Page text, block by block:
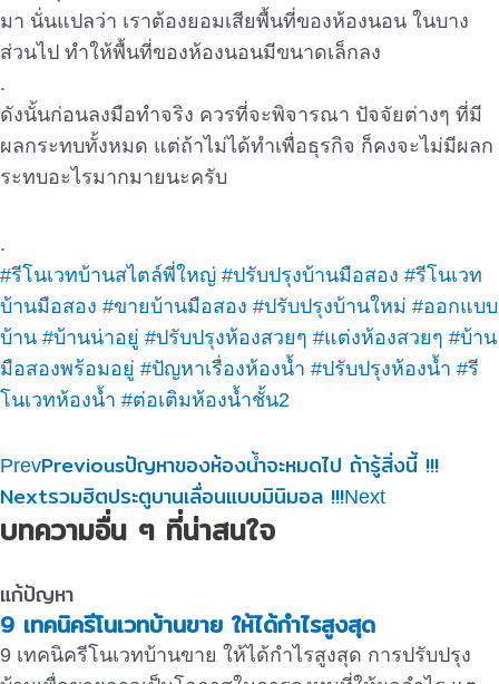
มา นั่นแปลว่า เราต้องยอมเสียพื้นที่ของห้องนอน ในบาง
ส่วนไป ทำให้พื้นที่ของห้องนอนมีขนาดเล็กลง
.
ดังนั้นก่อนลงมือทำจริง ควรที่จะพิจารณา ปัจจัยต่างๆ ที่มี
ผลกระทบทั้งหมด แต่ถ้าไม่ได้ทำเพื่อธุรกิจ ก็คงจะไม่มีผลก
ระทบอะไรมากมายนะครับ
.
#รีโนเวทบ้านสไตล์พี่ใหญ่ #ปรับปรุงบ้านมือสอง #รีโนเวท
บ้านมือสอง #ขายบ้านมือสอง #ปรับปรุงบ้านใหม่ #ออกแบบ
บ้าน #บ้านน่าอยู่ #ปรับปรุงห้องสวยๆ #แต่งห้องสวยๆ #บ้าน
มือสองพร้อมอยู่ #ปัญหาเรื่องห้องน้ำ #ปรับปรุงห้องน้ำ #รี
โนเวทห้องน้ำ #ต่อเติมห้องน้ำชั้น2
PrevPreviousปัญหาของห้องน้ำจะหมดไป ถ้ารู้สิ่งนี้ !!!
Nextรวมฮิตประตูบานเลื่อนแบบมินิมอล !!!Next
บทความอื่น ๆ ที่น่าสนใจ
แก้ปัญหา
9 เทคนิครีโนเวทบ้านขาย ให้ได้กำไรสูงสุด
9 เทคนิครีโนเวทบ้านขาย ให้ได้กำไรสูงสุด การปรับปรุง